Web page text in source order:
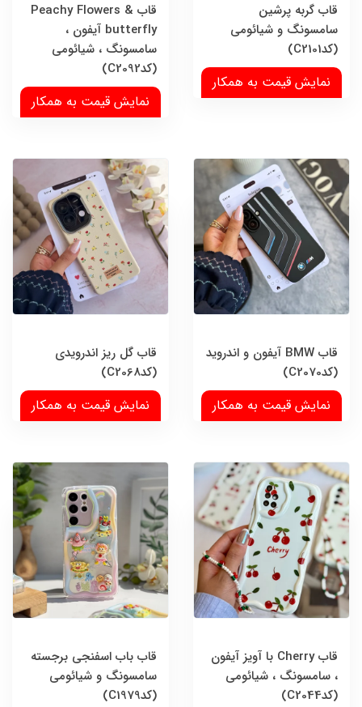
قاب گربه پرشین
سامسونگ و شیائومی
(کدC2101)
نمایش قیمت به همکار
قاب Peachy Flowers &
butterfly آیفون ،
سامسونگ ، شیائومی
(کدC2092)
نمایش قیمت به همکار
قاب BMW آیفون و اندروید
(کدC2070)
نمایش قیمت به همکار
قاب گل ریز اندرویدی
(کدC2068)
نمایش قیمت به همکار
قاب Cherry با آویز آیفون
، سامسونگ ، شیائومی
(کدC2044)
قاب باب اسفنجی برجسته
سامسونگ و شیائومی
(کدC1979)